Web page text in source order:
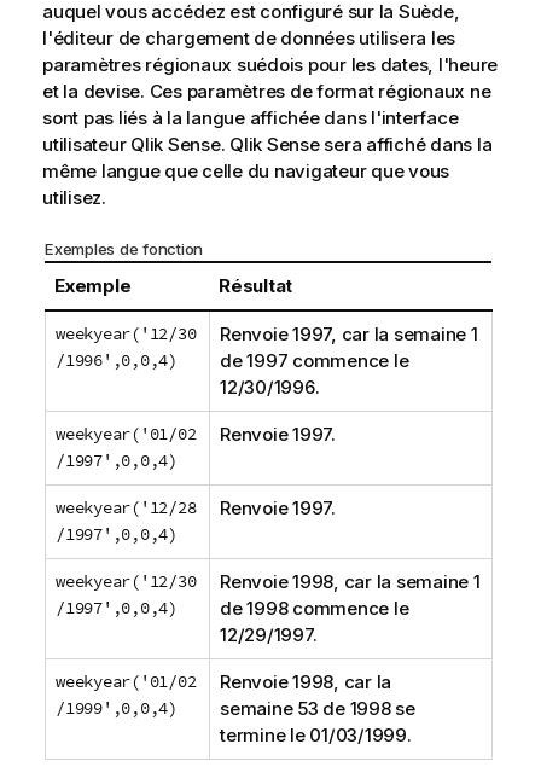
auquel vous accédez est configuré sur la Suède,
l'éditeur de chargement de données utilisera les
paramètres régionaux suédois pour les dates, l'heure
et la devise. Ces paramètres de format régionaux ne
sont pas liés à la langue affichée dans l'interface
utilisateur Qlik Sense. Qlik Sensesera affiché dans la
même langue que celle du navigateur que vous
utilisez.
Exemples de fonction
Exemple Résultat
weekyear('12/30
/1996',0,0,4)
Renvoie 1997, car la semaine 1
de 1997 commence le
12/30/1996.
weekyear('01/02
/1997',0,0,4)
Renvoie 1997.
weekyear('12/28
/1997',0,0,4)
Renvoie 1997.
weekyear('12/30
/1997',0,0,4)
Renvoie 1998, car la semaine 1
de 1998 commence le
12/29/1997.
weekyear('01/02
/1999',0,0,4)
Renvoie 1998, car la
semaine 53 de 1998 se
termine le 01/03/1999.